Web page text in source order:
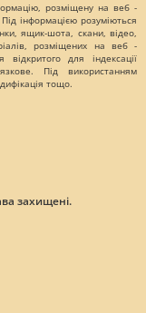
розміщену на веб -
інформацією розуміються
ящик-шота, скани, відео,
розміщених на веб -
відкритого для індексації
Під використанням
тощо.
захищені.